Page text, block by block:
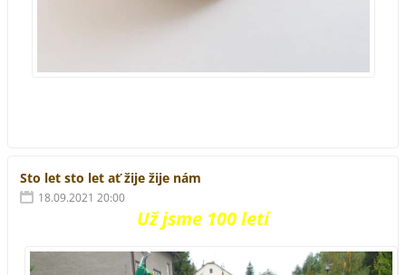
Sto let sto let ať žije žije nám
18.09.2021 20:00
Už jsme 100 letí